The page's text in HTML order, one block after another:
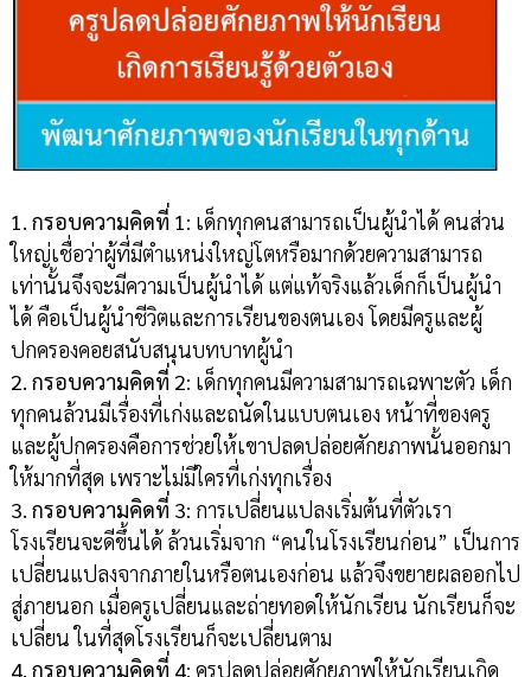
1. กรอบความคิดที่ 1: เด็กทุกคนสามารถเป็นผู้นำได้ คนส่วน
ใหญ่เชื่อว่าผู้ที่มีตำแหน่งใหญ่โตหรือมากด้วยความสามารถ
เท่านั้นจึงจะมีความเป็นผู้นำได้ แต่แท้จริงแล้วเด็กก็เป็นผู้นำ
ได้ คือเป็นผู้นำชีวิตและการเรียนของตนเอง โดยมีครูและผู้
ปกครองคอยสนับสนุนบทบาทผู้นำ
2. กรอบความคิดที่ 2: เด็กทุกคนมีความสามารถเฉพาะตัว เด็ก
ทุกคนล้วนมีเรื่องที่เก่งและถนัดในแบบตนเอง หน้าที่ของครู
และผู้ปกครองคือการช่วยให้เขาปลดปล่อยศักยภาพนั้นออกมา
ให้มากที่สุด เพราะไม่มีใครที่เก่งทุกเรื่อง
3. กรอบความคิดที่ 3: การเปลี่ยนแปลงเริ่มต้นที่ตัวเรา
โรงเรียนจะดีขึ้นได้ ล้วนเริ่มจาก “คนในโรงเรียนก่อน” เป็นการ
เปลี่ยนแปลงจากภายในหรือตนเองก่อน แล้วจึงขยายผลออกไป
สู่ภายนอก เมื่อครูเปลี่ยนและถ่ายทอดให้นักเรียน นักเรียนก็จะ
เปลี่ยน ในที่สุดโรงเรียนก็จะเปลี่ยนตาม
4. กรอบความคิดที่ 4: ครูปลดปล่อยศักยภาพให้นักเรียนเกิด